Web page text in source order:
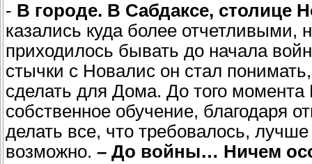
- В городе. В Сабдаксе, столице
казались куда более
приходилось бывать до начала
стычки с Новалис он стал
сделать для Дома. До того момента
собственное обучение, благодаря
делать все, что требовалось,
возможно. – До войны… Ничем